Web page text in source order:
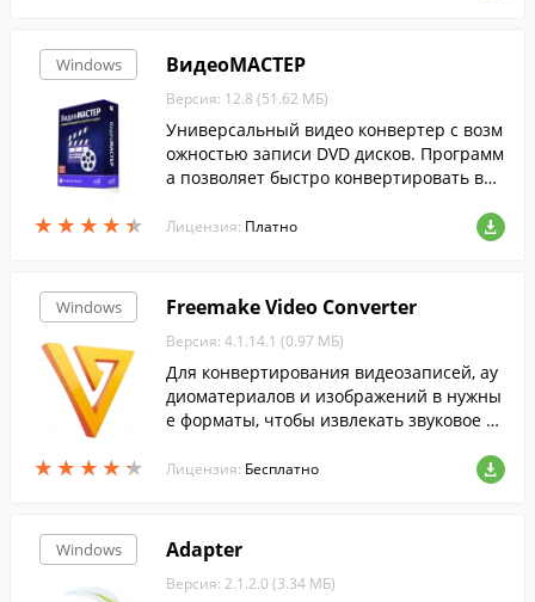
Windows
★ ★ ★ ★ ★
★ ★ ★ ★ ★
ВидеоМАСТЕР
Версия: 12.8 (51.62 МБ)
Универсальный видео конвертер с возм
ожностью записи DVD дисков. Программ
а позволяет быстро конвертировать вид
окого разрешения и онлайн-видео.
Лицензия: Платно
Windows
★ ★ ★ ★ ★
★ ★ ★ ★ ★
Freemake Video Converter
Версия: 4.1.14.1 (0.97 МБ)
Для конвертирования видеозаписей, ау
диоматериалов и изображений в нужны
е форматы, чтобы извлекать звуковое со
ов скачайте Freemake Video Converter....
Лицензия: Бесплатно
Windows Adapter
Версия: 2.1.2.0 (3.34 МБ)